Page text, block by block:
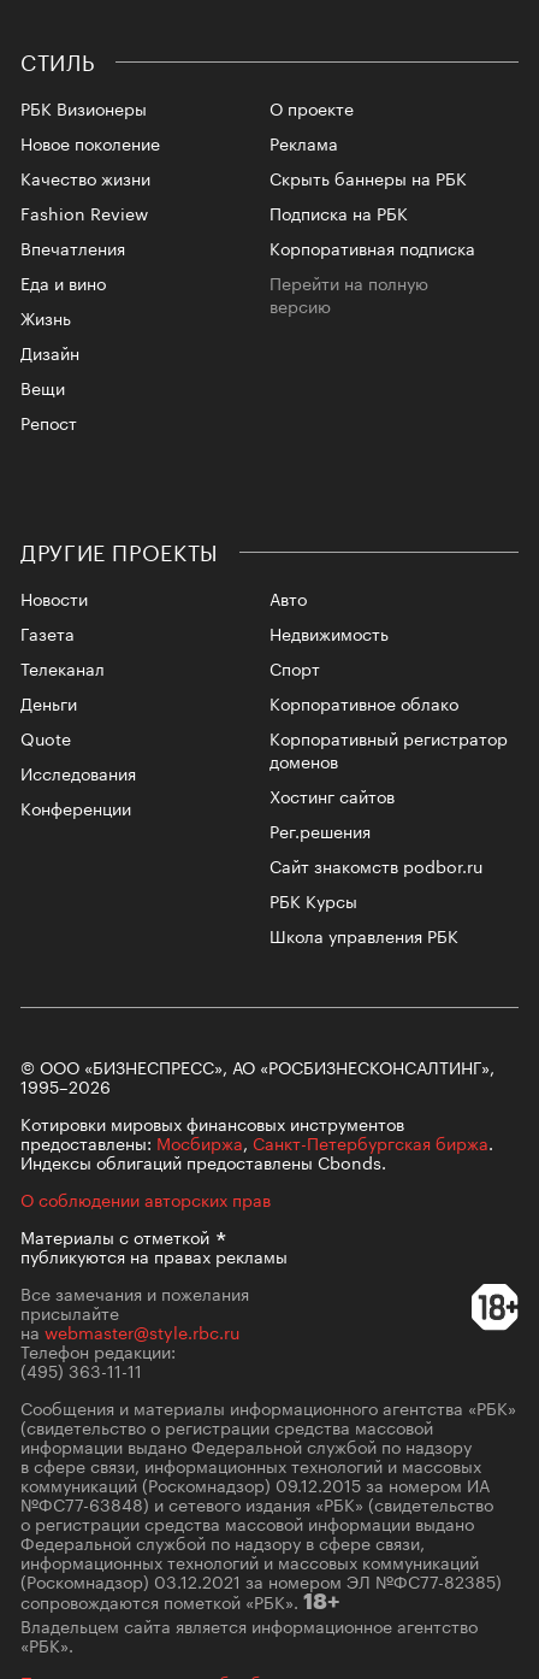
СТИЛЬ
РБК Визионеры
Новое поколение
Качество жизни
Fashion Review
Впечатления
Еда и вино
Жизнь
Дизайн
Вещи
Репост
О проекте
Реклама
Скрыть баннеры на РБК
Подписка на РБК
Корпоративная подписка
Перейти на полную
версию
ДРУГИЕ ПРОЕКТЫ
Новости
Газета
Телеканал
Авто
Недвижимость
Спорт
Корпоративное облако
Корпоративный регистратор
доменов
Хостинг сайтов
Рег.решения
Сайт знакомств podbor.ru
РБК Курсы
Школа управления РБК
Деньги
Quote
Исследования
Конференции
© ООО «БИЗНЕСПРЕСС», АО «РОСБИЗНЕСКОНСАЛТИНГ»,
1995–2026
Котировки мировых финансовых инструментов
предоставлены: Мосбиржа, Санкт-Петербургская биржа.
Индексы облигаций предоставлены Cbonds.
О соблюдении авторских прав
Материалы сотметкой
публикуются на правах рекламы
Все замечания и пожелания
присылайте
на webmaster@style.rbc.ru
Телефон редакции:
(495) 363-11-11
Сообщения и материалы информационного агентства «РБК»
(свидетельство о регистрации средства массовой
информации выдано Федеральной службой по надзору
в сфере связи, информационных технологий и массовых
коммуникаций (Роскомнадзор) 09.12.2015 за номером ИА
№ФС77-63848) и сетевого издания «РБК» (свидетельство
о регистрации средства массовой информации выдано
Федеральной службой по надзору в сфере связи,
информационных технологий и массовых коммуникаций
(Роскомнадзор) 03.12.2021 за номером ЭЛ №ФС77-82385)
сопровождаются пометкой «РБК». 18+
Владельцем сайта является информационное агентство
«РБК».